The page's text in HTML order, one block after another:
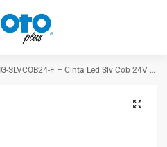
IG-SLVCOB24-F – Cinta Led Slv Cob 24V Luz Fría